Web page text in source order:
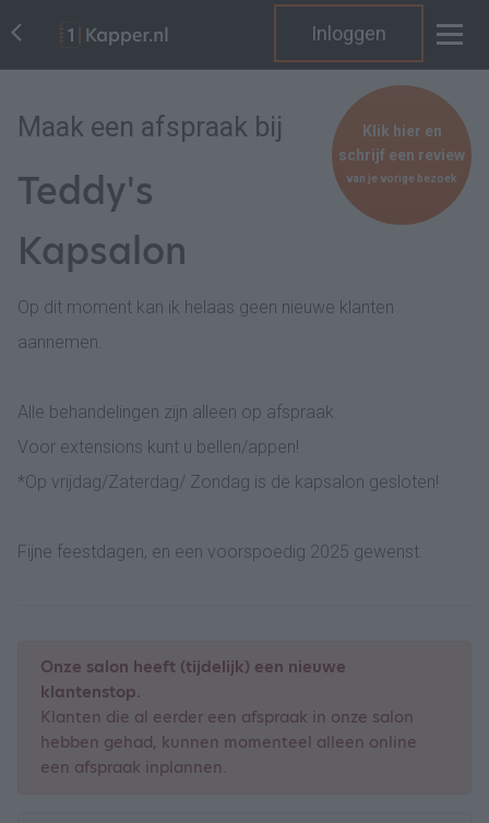
Inloggen
Maak een afspraak bij
Teddy's
Kapsalon
Op dit moment kan ik helaas geen nieuwe klanten
aannemen.
Alle behandelingen zijn alleen op afspraak.
Voor extensions kunt u bellen/appen!
*Op vrijdag/Zaterdag/ Zondag is de kapsalon gesloten!
Fijne feestdagen, en een voorspoedig 2025 gewenst.
Klik hier en
schrijf een review
van je vorige bezoek
Onze salon heeft (tijdelijk) een nieuwe
klantenstop.
Klanten die al eerder een afspraak in onze salon
hebben gehad, kunnen momenteel alleen online
een afspraak inplannen.